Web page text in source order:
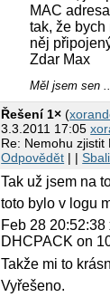
MAC
tak, že
něj
Zdar Max
Měl jsem sen
Řešení 1× (
3.3.2011 17:05
Re: Nemohu zjistit
Odpovědět | |
Tak už jsem na
toto bylo v logu
Feb 28
DHCPACK on
Takže mi to
Vyřešeno.